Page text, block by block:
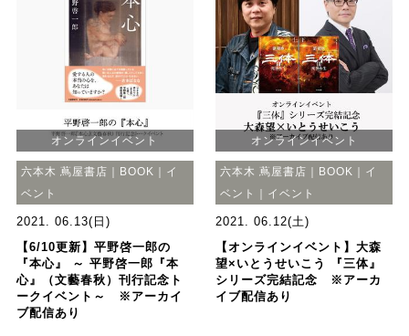
オンラインイベント
六本木 蔦屋書店｜BOOK｜イ
ベント
2021. 06.13(日)
【6/10更新】平野啓一郎の
『本心』 ～ 平野啓一郎『本
心』（文藝春秋）刊行記念ト
ークイベント～ ※アーカイ
ブ配信あり
オンラインイベント
六本木 蔦屋書店｜BOOK｜イ
ベント｜イベント
2021. 06.12(土)
【オンラインイベント】大森
望×いとうせいこう 『三体』
シリーズ完結記念 ※アーカ
イブ配信あり